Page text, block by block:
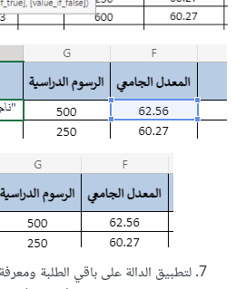
لتطبيق الدالة على باقي الطلبة